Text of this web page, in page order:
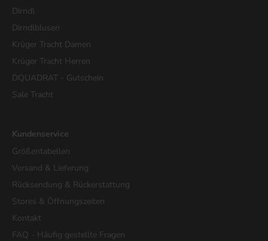
Dirndl
Dirndlblusen
Krüger Tracht Damen
Krüger Tracht Herren
DQUADRAT - Gutschein
Sale Tracht
Kundenservice
Größentabellen
Versand & Lieferung
Rücksendung & Rückerstattung
Stores & Öffnungszeiten
Kontakt
FAQ - Häufig gestellte Fragen